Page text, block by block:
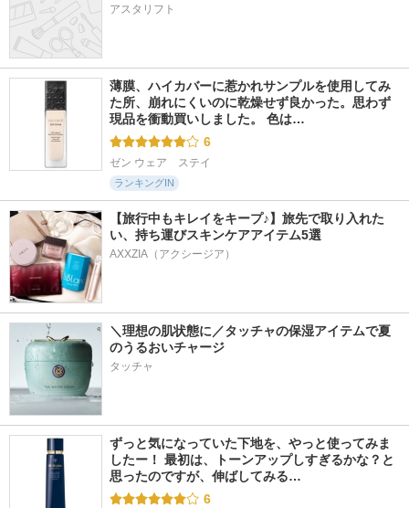
アスタリフト
薄膜、ハイカバーに惹かれサンプルを使用してみ
た所、崩れにくいのに乾燥せず良かった。思わず
現品を衝動買いしました。 色は…
6
ゼン ウェア　ステイ
ランキングIN
【旅行中もキレイをキープ♪】旅先で取り入れた
い、持ち運びスキンケアアイテム5選
AXXZIA（アクシージア）
＼理想の肌状態に／タッチャの保湿アイテムで夏
のうるおいチャージ
タッチャ
ずっと気になっていた下地を、やっと使ってみま
したー！ 最初は、トーンアップしすぎるかな？と
思ったのですが、伸ばしてみる…
6